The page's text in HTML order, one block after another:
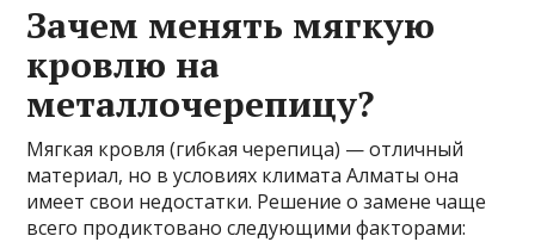
Зачем менять мягкую
кровлю на
металлочерепицу?
Мягкая кровля (гибкая черепица) — отличный
материал, но в условиях климата Алматы она
имеет свои недостатки. Решение о замене чаще
всего продиктовано следующими факторами: